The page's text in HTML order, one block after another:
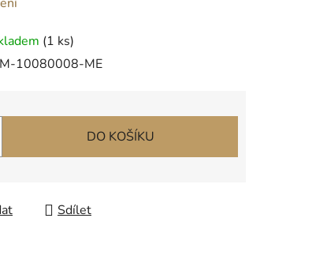
(1 ks)
10080008-ME
DO KOŠÍKU
Sdílet